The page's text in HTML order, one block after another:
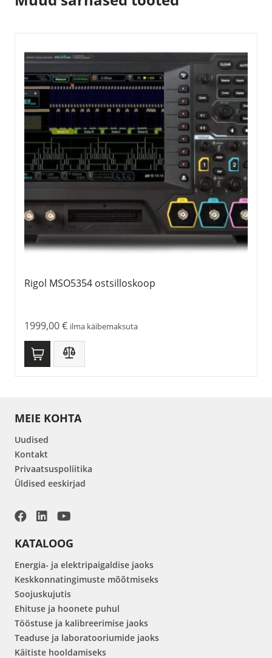
Rigol MSO5354 ostsilloskoop
1999,00€ ilma käibemaksuta
MEIE KOHTA
Uudised
Kontakt
Privaatsuspoliitika
Üldised eeskirjad
KATALOOG
Energia- ja elektripaigaldise jaoks
Keskkonnatingimuste mõõtmiseks
Soojuskujutis
Ehituse ja hoonete puhul
Tööstuse ja kalibreerimise jaoks
Teaduse ja laboratooriumide jaoks
Käitiste hooldamiseks